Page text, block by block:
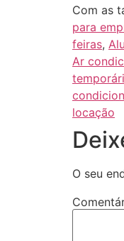
Com as
para
feiras,
Ar
locação
O seu